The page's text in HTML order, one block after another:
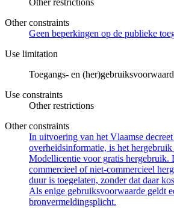
Other restrictions
Other constraints
Geen beperkingen op de publieke
Use limitation
Toegangs- en
Use constraints
Other restrictions
Other constraints
In uitvoering van het Vlaamse
overheidsinformatie, is het
Modellicentie voor gratis hergebruik.
commercieel of niet-commercieel
duur is toegelaten, zonder dat daar
Als enige gebruiksvoorwaarde geldt
bronvermeldingsplicht.